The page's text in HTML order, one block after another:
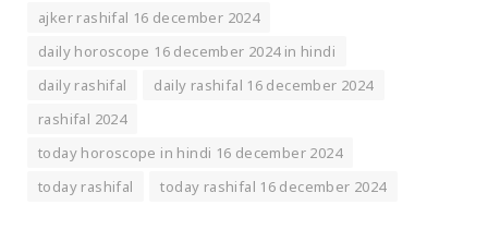
ajker rashifal 16 december 2024
daily horoscope 16 december 2024 in hindi
daily rashifal
daily rashifal 16 december 2024
rashifal 2024
today horoscope in hindi 16 december 2024
today rashifal
today rashifal 16 december 2024